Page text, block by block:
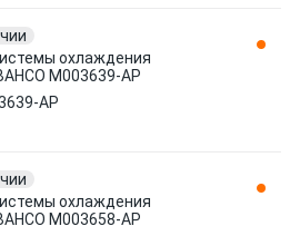
охлаждения
M003639-AP
AP
охлаждения
M003658-AP